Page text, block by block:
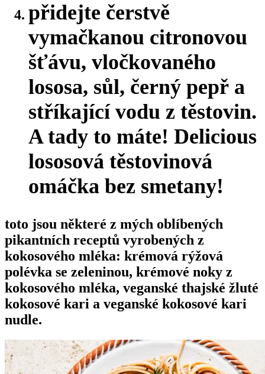
přidejte čerstvě
vymačkanou citronovou
šťávu, vločkovaného
lososa, sůl, černý pepř a
stříkající vodu z těstovin.
A tady to máte! Delicious
lososová těstovinová
omáčka bez smetany!
toto jsou některé z mých oblíbených
pikantních receptů vyrobených z
kokosového mléka: krémová rýžová
polévka se zeleninou, krémové noky z
kokosového mléka, veganské thajské žluté
kokosové kari a veganské kokosové kari
nudle.